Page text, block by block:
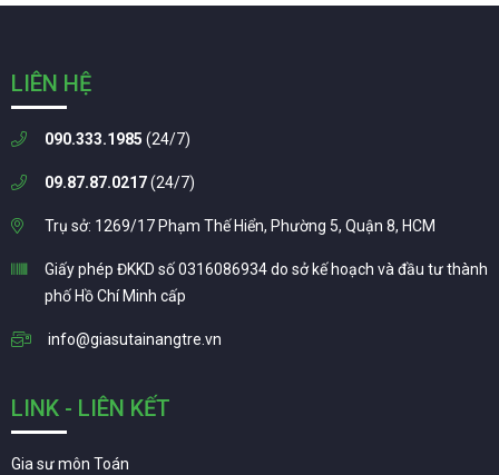
LIÊN HỆ
090.333.1985 (24/7)
09.87.87.0217(24/7)
Trụ sở: 1269/17 Phạm Thế Hiển, Phường 5, Quận 8, HCM
Giấy phép ĐKKD số 0316086934 do sở kế hoạch và đầu tư thành
phố Hồ Chí Minh cấp
info@giasutainangtre.vn
LINK - LIÊN KẾT
Gia sư môn Toán